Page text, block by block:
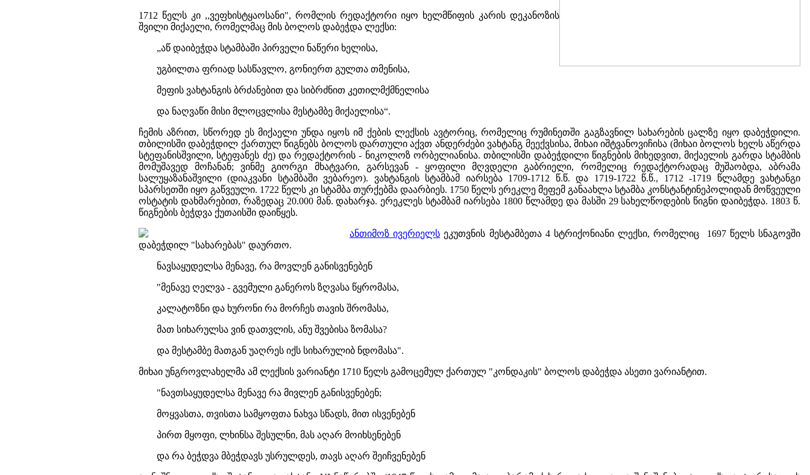
1712 წელს კი ,,ვეფხისტყაოსანი", რომლის რედაქტორი იყო ხელმწიფის კარის დეკანოზის
შვილი მიქაელი, რომელმაც მის ბოლოს დაბეჭდა ლექსი:
„აწ დაიბეჭდა სტამბაში პირველი ნაწერი ხელისა,
უგბილთა ფრიად სასწავლო, გონიერთ გულთა თმენისა,
მეფის ვახტანგის ბრძანებით და სიბრძნით კეთილმქმნელისა
და ნაღვაწი მისი მლოცვლისა მესტამბე მიქაელისა“.
ჩემის აზრით, სწორედ ეს მიქაელი უნდა იყოს იმ ქების ლექსის ავტორიც, რომელიც რუმინეთში გაგზავნილ სახარების ცალზე იყო დაბეჭდილი.
თბილისში დაბეჭდილ ქართულ წიგნებს ბოლოს დართული აქვთ ანდერძები ვახტანგ მეექვსისა, მიხაი იშტვანოვიჩისა (მიხაი ბოლოს ხელს აწერდა
სტეფანისშვილი, სტეფანეს ძე) და რედაქტორის - ნიკოლოზ ორბელიანისა. თბილისში დაბეჭდილი წიგნების მიხედვით, მიქაელის გარდა სტამბის
მომუშავედ მოჩანან; ვინმე გიორგი მხატვარი, გარსევან - ყოფილი მღვდელი გაბრიელი, რომელიც რედაქტორადაც მუშაობდა, აბრამა
სალუყაზანაშვილი (დიაკვანი სტამბაში ვებარეო). ვახტანგის სტამბამ იარსება 1709-1712 წ.წ. და 1719-1722 წ.წ., 1712 -1719 წლამდე ვახტანგი
სპარსეთში იყო გაწვეული. 1722 წელს კი სტამბა თურქებმა დაარბიეს. 1750 წელს ერეკლე მეფემ განაახლა სტამბა კონსტანტინეპოლიდან მოწვეული
ოსტატის დახმარებით, რაზედაც 20.000 მან. დახარჯა. ერეკლეს სტამბამ იარსება 1800 წლამდე და მასში 29 სახელწოდების წიგნი დაიბეჭდა. 1803 წ.
წიგნების ბეჭდვა ქუთაისში დაიწყეს.
ანთიმოზ ივერიელს ეკუთვნის მესტამბეთა 4 სტრიქონიანი ლექსი, რომელიც 1697 წელს სნაგოვში
დაბეჭდილ "სახარებას" დაურთო.
ნავსაყუდელსა მენავე, რა მოვლენ განისვენებენ
"მენავე ღელვა - გვემული განეროს ზღვასა წყრომასა,
კალატოზნი და ხურონი რა მორჩეს თავის შრომასა,
მათ სიხარულსა ვინ დათვლის, ანუ შვებისა ზომასა?
და მესტამბე მათგან უაღრეს იქს სიხარულიბ ნდომასა".
მიხაი უნგროვლახელმა ამ ლექსის ვარიანტი 1710 წელს გამოცემულ ქართულ "კონდაკის" ბოლოს დაბეჭდა ასეთი ვარიანტით.
"ნავთსაყუდელსა მენავე რა მივლენ განისვენებენ;
მოყვასთა, თვისთა სამყოფთა ნახვა სწადს, მით ისვენებენ
პირთ მყოფი, ლხინსა შესულნი, მას აღარ მოიხსენებენ
და რა ბეჭდვა მბეჭდავს უსრულდეს, თავს აღარ შეიჩვენებენ